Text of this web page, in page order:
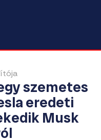
szemetes
eredeti
Musk